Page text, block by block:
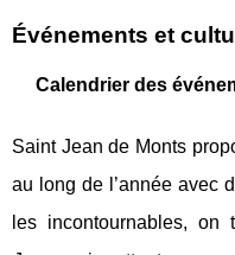
Événements et
Calendrier des
Saint Jean de Monts
au long de l’année avec
les incontournables,